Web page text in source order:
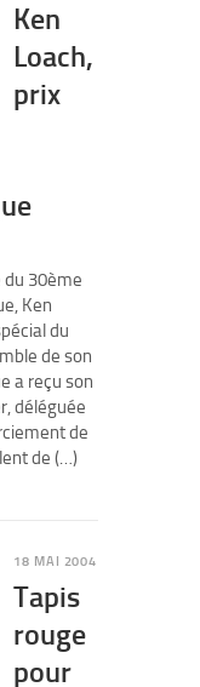
Ken
Loach,
prix
du 30ème
Ken
du
de son
a reçu son
déléguée
de
de (…)
18 MAI 2004
Tapis
rouge
pour